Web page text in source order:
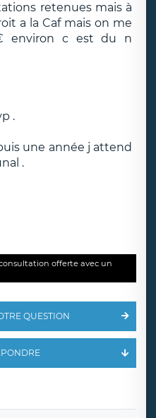
retenues mais à
a la Caf mais on me
environ c est du n
.
une année j attend
.
offerte avec un
QUESTION